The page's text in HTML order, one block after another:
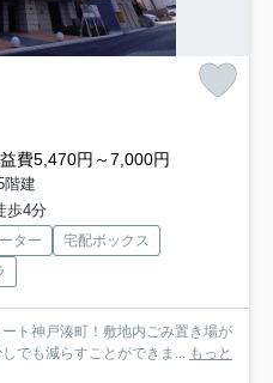
費5,470円～7,000円
階建
歩4分
ター
宅配ボックス
ト神戸湊町！敷地内ごみ置き場が
でも減らすことができま... もっと